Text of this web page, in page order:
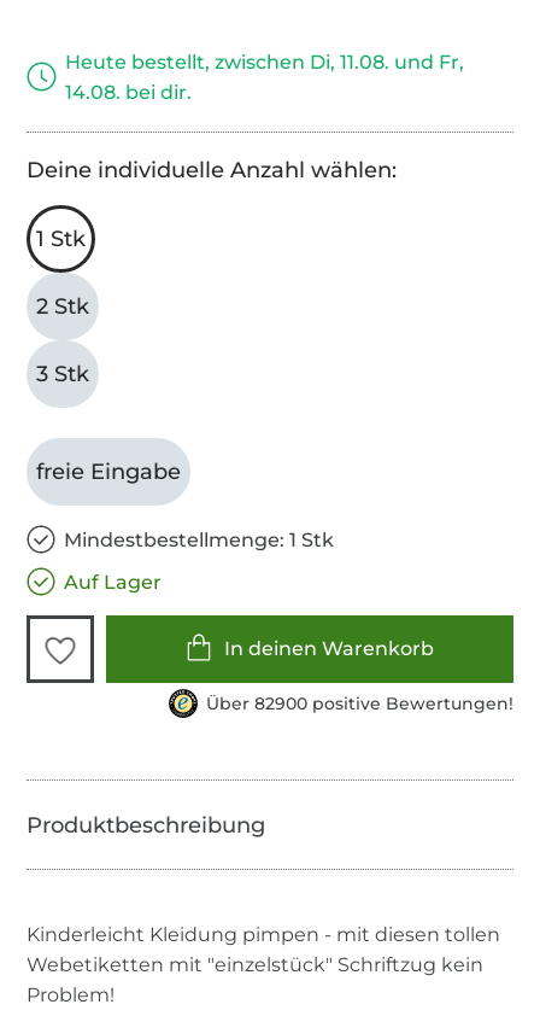
Heute bestellt, zwischen Di, 11.08. und Fr,
14.08. bei dir.
Deine individuelle Anzahl wählen:
1 Stk
2 Stk
3 Stk
freie Eingabe
Mindestbestellmenge: 1 Stk
Auf Lager
In deinen Warenkorb
Über 82900 positive Bewertungen!
Kinderleicht Kleidung pimpen - mit diesen tollen
Webetiketten mit "einzelstück" Schriftzug kein
Problem!